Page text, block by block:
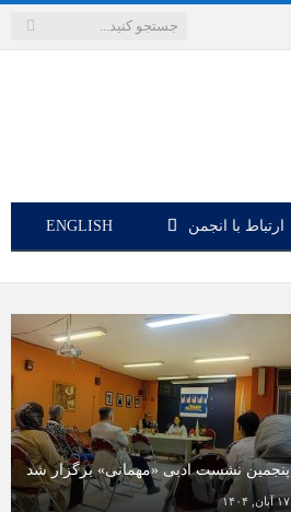
ارتباط با انجمن ENGLISH
پنجمین نشست ادبی «مهمانی» برگزار شد
۱۷ آبان, ۱۴۰۴